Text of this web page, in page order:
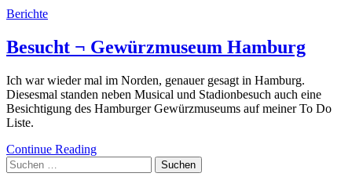
Berichte
Besucht ¬ Gewürzmuseum Hamburg
Ich war wieder mal im Norden, genauer gesagt in Hamburg.
Diesesmal standen neben Musical und Stadionbesuch auch eine
Besichtigung des Hamburger Gewürzmuseums auf meiner To Do
Liste.
Continue Reading
Suchen
nach: